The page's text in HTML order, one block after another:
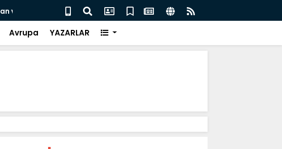
Bilim insanları yeni pandemi için erken uyarı yöntemi geliştirdi
Avrupa YAZARLAR